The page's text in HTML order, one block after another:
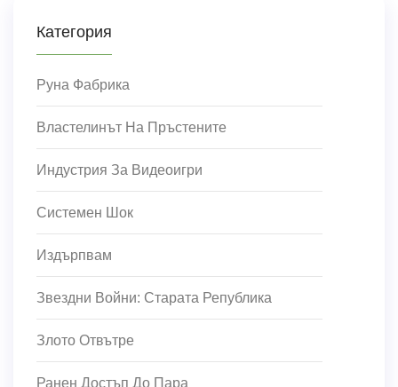
Категория
Руна Фабрика
Властелинът На Пръстените
Индустрия За Видеоигри
Системен Шок
Издърпвам
Звездни Войни: Старата Република
Злото Отвътре
Ранен Достъп До Пара